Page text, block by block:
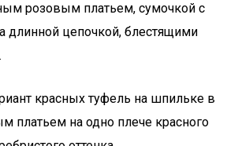
розовым платьем, сумочкой с
длинной цепочкой, блестящими
красных туфель на шпильке в
платьем на одно плече красного